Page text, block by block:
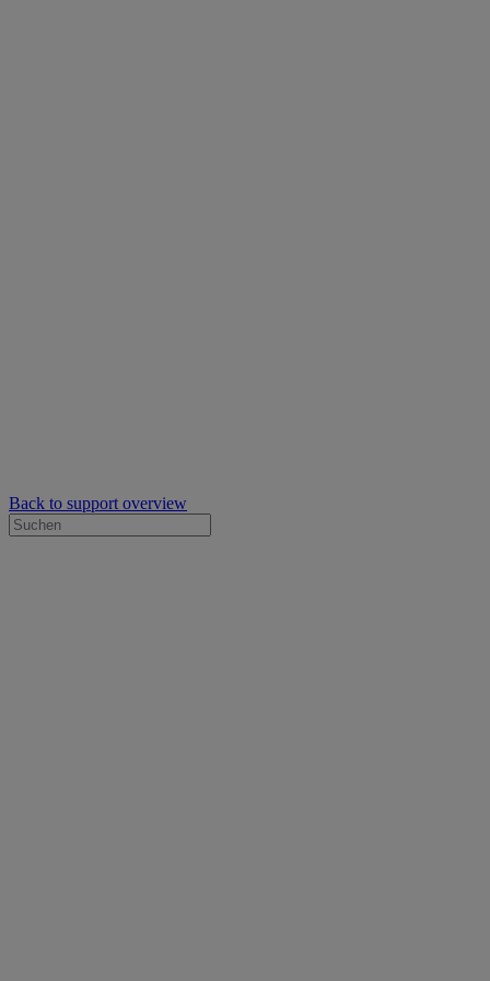
Back to support overview